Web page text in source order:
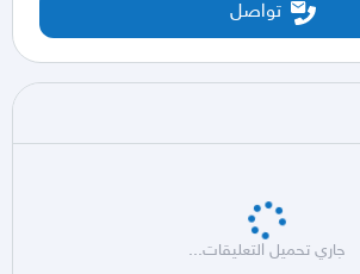
تواصل
جاري تحميل التعليقات...